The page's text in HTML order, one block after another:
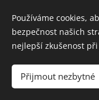
© 2025
Vytvořeno
Používáme cookies,
bezpečnost našich
nejlepší zkušenost
Přijmout nezbytné